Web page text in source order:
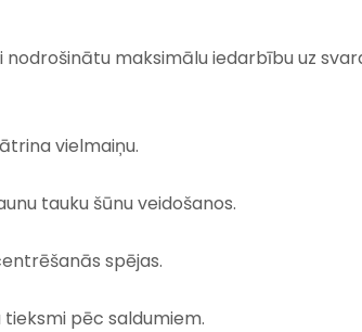
maksimālu iedarbību uz
vielmaiņu.
tauku šūnu veidošanos.
spējas.
pēc saldumiem.